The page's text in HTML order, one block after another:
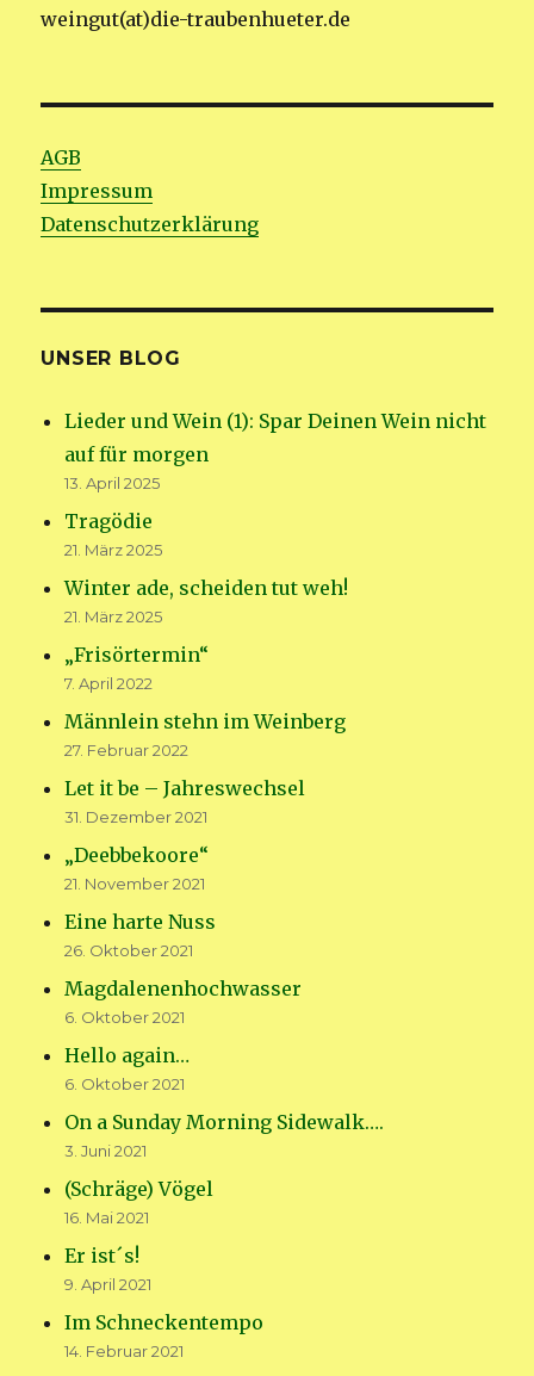
weingut(at)die-traubenhueter.de
AGB
Impressum
Datenschutzerklärung
UNSER BLOG
Lieder und Wein (1): Spar Deinen Wein nicht
auf für morgen
13. April 2025
Tragödie
21. März 2025
Winter ade, scheiden tut weh!
21. März 2025
„Frisörtermin“
7. April 2022
Männlein stehn im Weinberg
27. Februar 2022
Let it be – Jahreswechsel
31. Dezember 2021
„Deebbekoore“
21. November 2021
Eine harte Nuss
26. Oktober 2021
Magdalenenhochwasser
6. Oktober 2021
Hello again…
6. Oktober 2021
On a Sunday Morning Sidewalk….
3. Juni 2021
(Schräge) Vögel
16. Mai 2021
Er ist´s!
9. April 2021
Im Schneckentempo
14. Februar 2021